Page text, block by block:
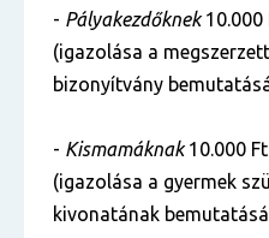
- Pályakezdőknek10.000
(igazolása a
bizonyítvány
- Kismamáknak10.000
(igazolása a gyermek
kivonatának